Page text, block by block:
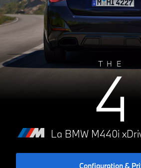
A
B
THE
4
La BMW M440i
Configuration &